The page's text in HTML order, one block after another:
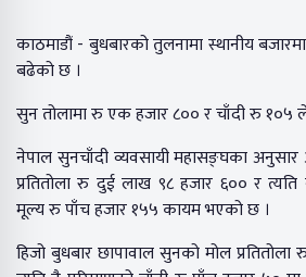
काठमाडौं - बुधबारको तुलनामा स्थानीय
बढेको छ ।
सुन तोलामा रु एक हजार ८०० र चाँदी रु १०५
नेपाल सुनचाँदी व्यवसायी महासङ्घका
प्रतितोला रु दुई लाख ९८ हजार ६०० र
मूल्य रु पाँच हजार १५५ कायम भएको छ ।
हिजो बुधबार छापावाल सुनको मोल